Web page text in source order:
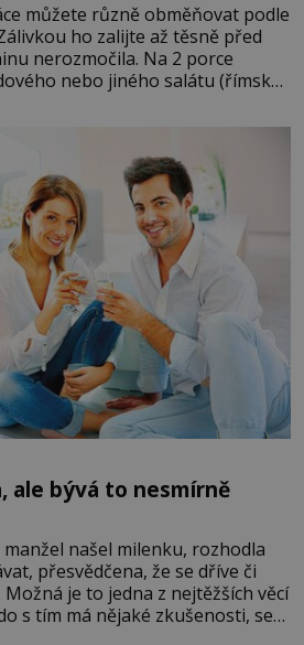
můžete různě obměňovat podle
ho zalijte až těsně před
nerozmočila. Na 2 porce
nebo jiného salátu (římský
✿ 4 lžíce olivového oleje ✿ 1
½ stroužku
ale bývá to nesmírně
manžel našel milenku, rozhodla
přesvědčena, že se dříve či
je to jedna z nejtěžších věcí
s tím má nějaké zkušenosti, se